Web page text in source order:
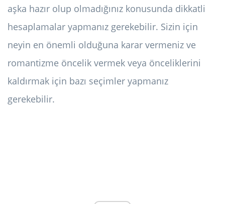
aşka hazır olup olmadığınız konusunda dikkatli
hesaplamalar yapmanız gerekebilir. Sizin için
neyin en önemli olduğuna karar vermeniz ve
romantizme öncelik vermek veya önceliklerini
kaldırmak için bazı seçimler yapmanız
gerekebilir.